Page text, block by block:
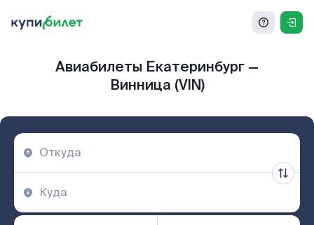
Авиабилеты Екатеринбург —
Винница (VIN)